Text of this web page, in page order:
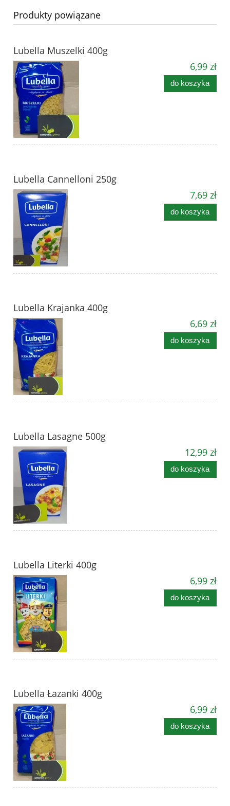
Produkty powiązane
Lubella Muszelki 400g
6,99 zł
do koszyka
Lubella Cannelloni 250g
7,69 zł
do koszyka
Lubella Krajanka 400g
6,69 zł
do koszyka
Lubella Lasagne 500g
12,99 zł
do koszyka
Lubella Literki 400g
6,99 zł
do koszyka
Lubella Łazanki 400g
6,99 zł
do koszyka